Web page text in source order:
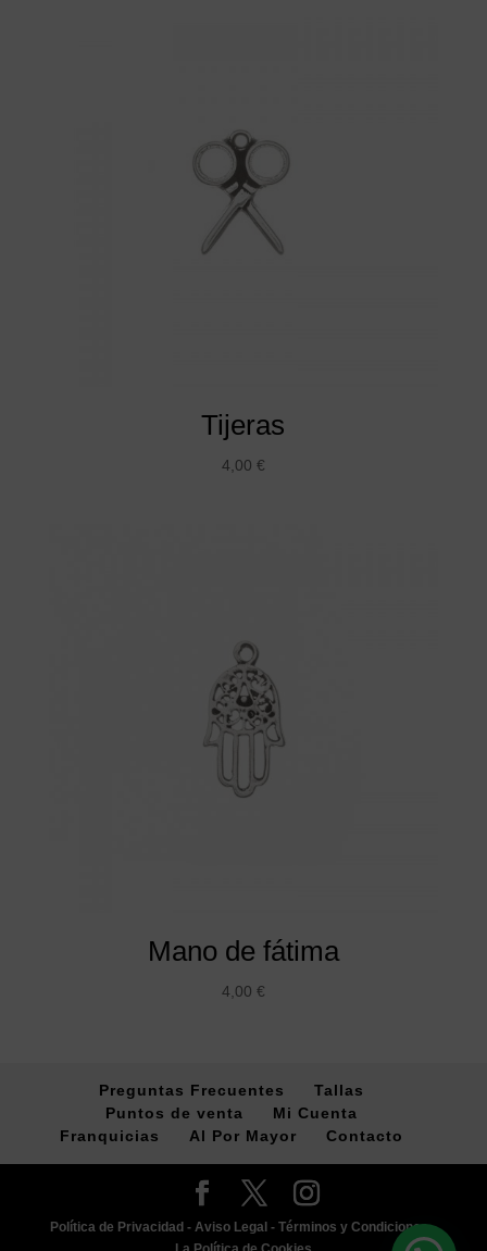
Tijeras
4,00 €
Mano de fátima
4,00 €
Preguntas Frecuentes
Tallas
Puntos de venta
Mi Cuenta
Franquicias
Al Por Mayor Contacto
Política de Privacidad - Aviso Legal -Términos y Condiciones -